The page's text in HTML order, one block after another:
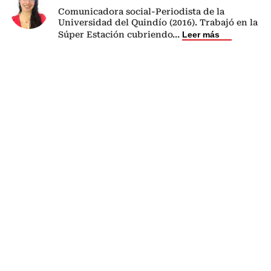
Comunicadora social-Periodista de la
Universidad del Quindío (2016). Trabajó en la
Súper Estación cubriendo... Leer más